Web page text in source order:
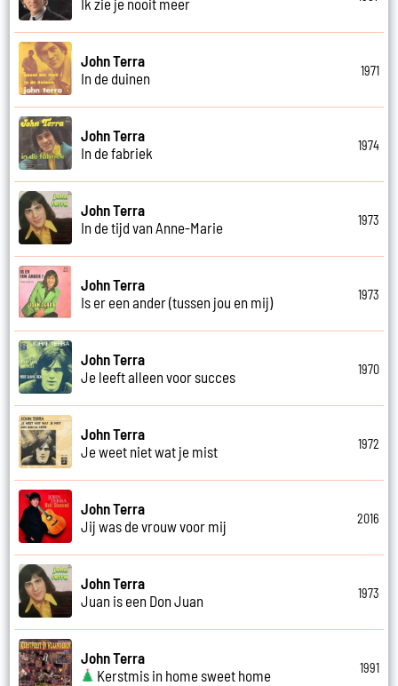
Ik zie je nooit meer
John Terra
In de duinen
1971
John Terra
In de fabriek
1974
John Terra
In de tijd van Anne-Marie
1973
John Terra
Is er een ander (tussen jou en mij)
1973
John Terra
Je leeft alleen voor succes
1970
John Terra
Je weet niet wat je mist
1972
John Terra
Jij was de vrouw voor mij
2016
John Terra
Juan is een Don Juan
1973
John Terra
Kerstmis in home sweet home
1991